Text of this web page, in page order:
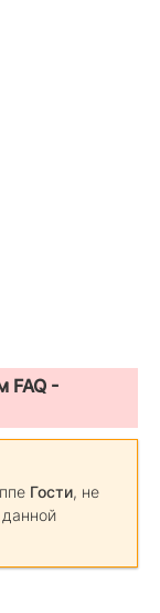
FAQ -
Гости, не
данной